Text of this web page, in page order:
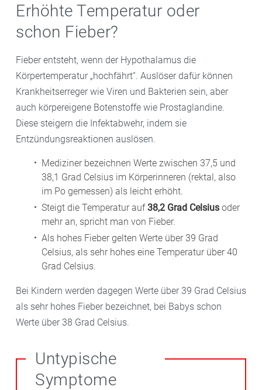
Erhöhte Temperatur oder
schon Fieber?
Fieber entsteht, wenn der Hypothalamus die
Körpertemperatur „hochfährt“. Auslöser dafür können
Krankheitserreger wie Viren und Bakterien sein, aber
auch körpereigene Botenstoffe wie Prostaglandine.
Diese steigern die Infektabwehr, indem sie
Entzündungsreaktionen auslösen.
Mediziner bezeichnen Werte zwischen 37,5 und
38,1 Grad Celsius im Körperinneren (rektal, also
im Po gemessen) als leicht erhöht.
Steigt die Temperatur auf38,2 Grad Celsius oder
mehr an, spricht man von Fieber.
Als hohes Fieber gelten Werte über 39 Grad
Celsius, als sehr hohes eine Temperatur über 40
Grad Celsius.
Bei Kindern werden dagegen Werte über 39 Grad Celsius
als sehr hohes Fieber bezeichnet, bei Babys schon
Werte über 38 Grad Celsius.
Untypische
Symptome